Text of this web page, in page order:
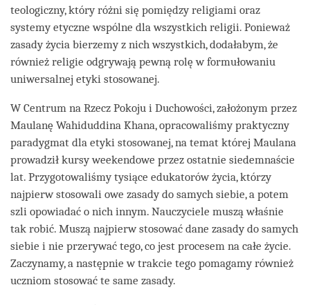
teologiczny, który różni się pomiędzy religiami oraz
systemy etyczne wspólne dla wszystkich religii. Ponieważ
zasady życia bierzemy z nich wszystkich, dodałabym, że
również religie odgrywają pewną rolę w formułowaniu
uniwersalnej etyki stosowanej.
W Centrum na Rzecz Pokoju i Duchowości, założonym przez
Maulanę Wahiduddina Khana, opracowaliśmy praktyczny
paradygmat dla etyki stosowanej, na temat której Maulana
prowadził kursy weekendowe przez ostatnie siedemnaście
lat. Przygotowaliśmy tysiące edukatorów życia, którzy
najpierw stosowali owe zasady do samych siebie, a potem
szli opowiadać o nich innym. Nauczyciele muszą właśnie
tak robić. Muszą najpierw stosować dane zasady do samych
siebie i nie przerywać tego, co jest procesem na całe życie.
Zaczynamy, a następnie w trakcie tego pomagamy również
uczniom stosować te same zasady.